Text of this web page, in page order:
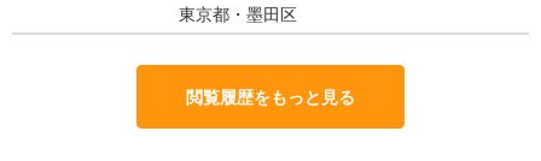
東京都・墨田区
閲覧履歴をもっと見る